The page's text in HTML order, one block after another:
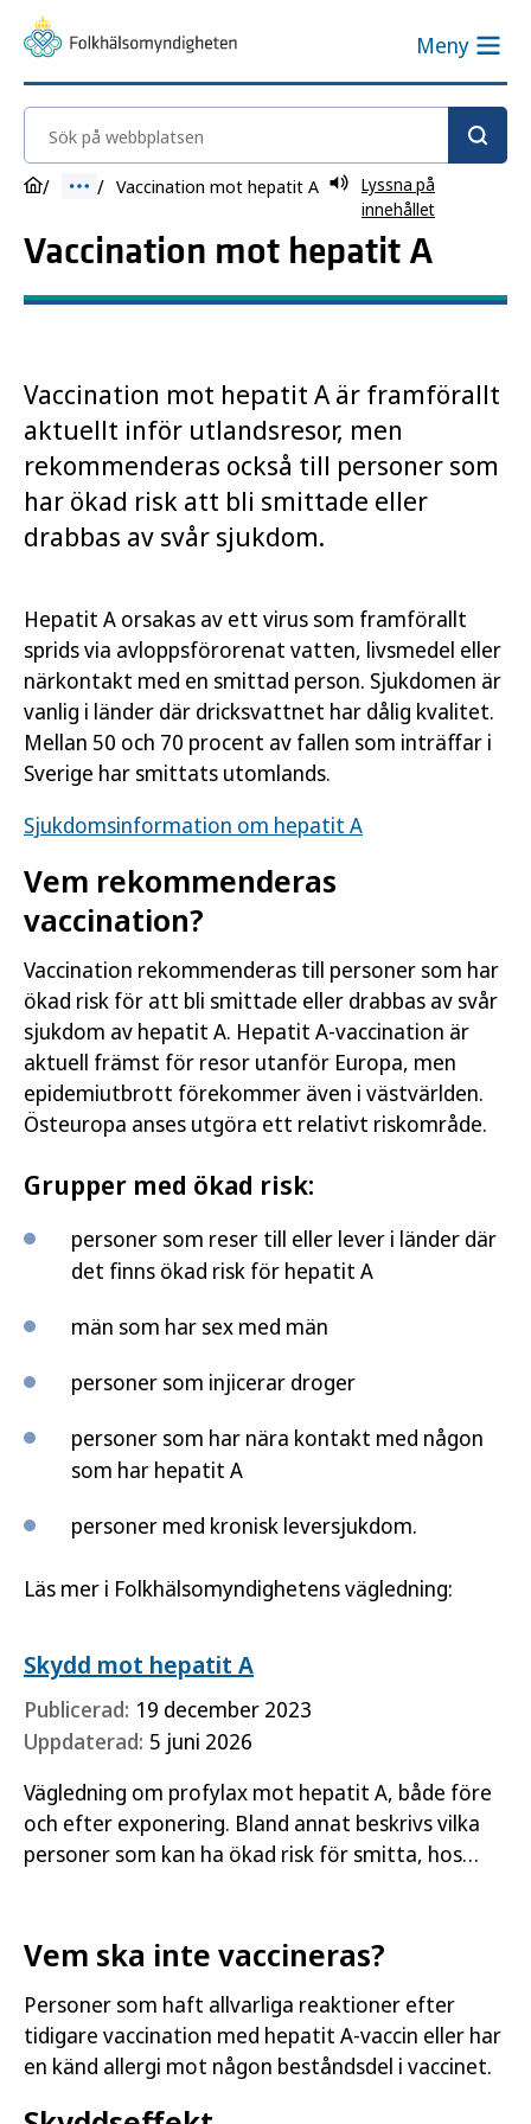
Meny
Sök på webbplatsen
Vaccination mot hepatit A
Lyssna på
innehållet
Vaccination mot hepatit A
Vaccination mot hepatit A är framförallt
aktuellt inför utlandsresor, men
rekommenderas också till personer som
har ökad risk att bli smittade eller
drabbas av svår sjukdom.
Hepatit A orsakas av ett virus som framförallt
sprids via avloppsförorenat vatten, livsmedel eller
närkontakt med en smittad person. Sjukdomen är
vanlig i länder där dricksvattnet har dålig kvalitet.
Mellan 50 och 70 procent av fallen som inträffar i
Sverige har smittats utomlands.
Sjukdomsinformation om hepatit A
Vem rekommenderas
vaccination?
Vaccination rekommenderas till personer som har
ökad risk för att bli smittade eller drabbas av svår
sjukdom av hepatit A. Hepatit A-vaccination är
aktuell främst för resor utanför Europa, men
epidemiutbrott förekommer även i västvärlden.
Östeuropa anses utgöra ett relativt riskområde.
Grupper med ökad risk:
personer som reser till eller lever i länder där
det finns ökad risk för hepatit A
män som har sex med män
personer som injicerar droger
personer som har nära kontakt med någon
som har hepatit A
personer med kronisk leversjukdom.
Läs mer i Folkhälsomyndighetens vägledning:
Skydd mot hepatit A
Publicerad: 19 december 2023
Uppdaterad: 5 juni 2026
Vägledning om profylax mot hepatit A, både före
och efter exponering. Bland annat beskrivs vilka
personer som kan ha ökad risk för smitta, hos
Vem ska inte vaccineras?
Personer som haft allvarliga reaktioner efter
tidigare vaccination med hepatit A-vaccin eller har
en känd allergi mot någon beståndsdel i vaccinet.